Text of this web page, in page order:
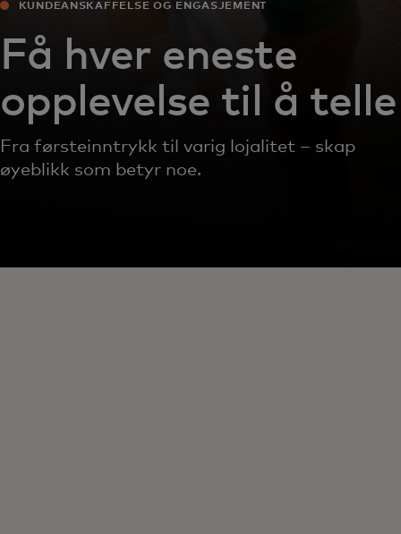
KUNDEANSKAFFELSE OG ENGASJEMENT
Få hver eneste
opplevelse til å telle
Fra førsteinntrykk til varig lojalitet – skap
øyeblikk som betyr noe.